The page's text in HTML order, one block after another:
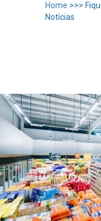
Home >>>
Notícias